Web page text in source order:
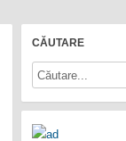
CĂUTARE